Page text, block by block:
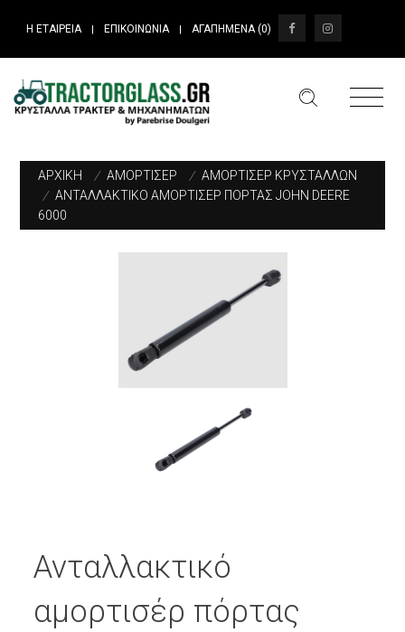
Η ΕΤΑΙΡΕΙΑ ΕΠΙΚΟΙΝΩΝΙΑ ΑΓΑΠΗΜΕΝΑ (0)
ΑΡΧΙΚΗ / ΑΜΟΡΤΙΣΕΡ / ΑΜΟΡΤΙΣΕΡ ΚΡΥΣΤΑΛΛΩΝ
/ ΑΝΤΑΛΛΑΚΤΙΚΟ ΑΜΟΡΤΙΣΕΡ ΠΟΡΤΑΣ JOHN DEERE
6000
Ανταλλακτικό
αμορτισέρ πόρτας